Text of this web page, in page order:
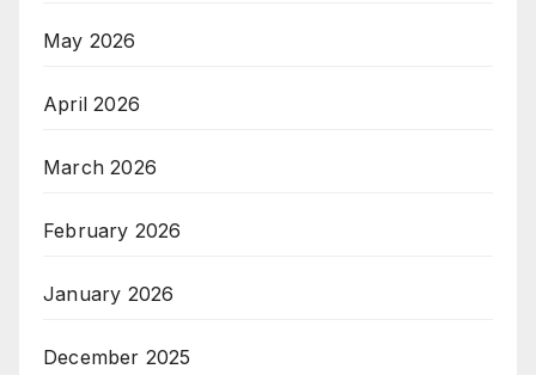
May 2026
April 2026
March 2026
February 2026
January 2026
December 2025